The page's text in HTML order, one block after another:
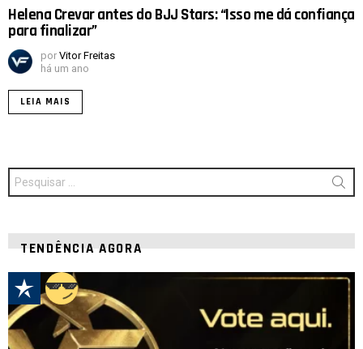
Helena Crevar antes do BJJ Stars: “Isso me dá confiança
para finalizar”
por Vitor Freitas
há um ano
LEIA MAIS
Procurar
por:
TENDÊNCIA AGORA